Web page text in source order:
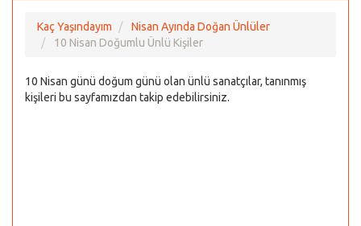
Kaç Yaşındayım
Nisan Ayında Doğan Ünlüler
10 Nisan Doğumlu Ünlü Kişiler
10 Nisan günü doğum günü olan ünlü sanatçılar, tanınmış
kişileri bu sayfamızdan takip edebilirsiniz.